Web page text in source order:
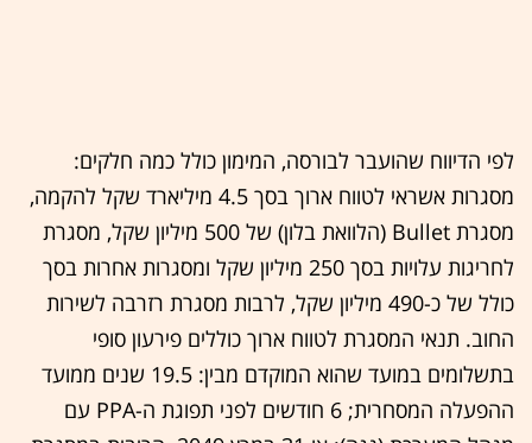
לפי הדיווח שהועבר לבורסה, המימון כולל כמה חלקים:
מסגרות אשראי לטווח ארוך בסך 4.5 מיליארד שקל להקמה,
מסגרת Bullet (הלוואת בלון) של 500 מיליון שקל, מסגרת
לחריגות עלויות בסך 250 מיליון שקל ומסגרות אחרות בסך
כולל של כ-490 מיליון שקל, לרבות מסגרת רזרבה לשירות
החוב. תנאי המסגרת לטווח ארוך כוללים פירעון סופי
בתשלומים במועד שהוא המוקדם מבין: 19.5 שנים ממועד
ההפעלה המסחרית; 6 חודשים לפני תפוגת ה-PPA עם